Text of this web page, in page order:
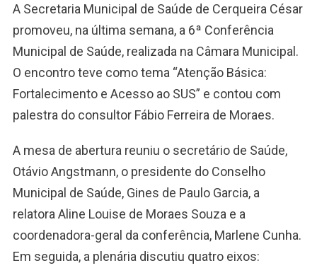
A Secretaria Municipal de Saúde de Cerqueira César
promoveu, na última semana, a 6ª Conferência
Municipal de Saúde, realizada na Câmara Municipal.
O encontro teve como tema “Atenção Básica:
Fortalecimento e Acesso ao SUS” e contou com
palestra do consultor Fábio Ferreira de Moraes.
A mesa de abertura reuniu o secretário de Saúde,
Otávio Angstmann, o presidente do Conselho
Municipal de Saúde, Gines de Paulo Garcia, a
relatora Aline Louise de Moraes Souza e a
coordenadora-geral da conferência, Marlene Cunha.
Em seguida, a plenária discutiu quatro eixos: